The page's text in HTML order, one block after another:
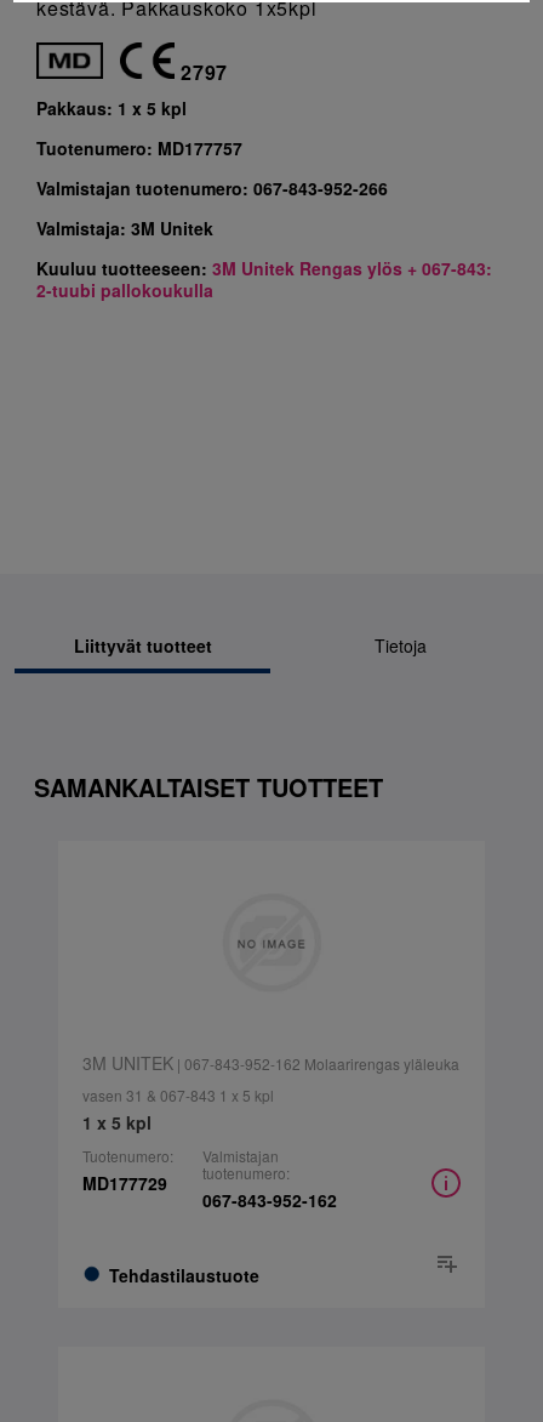
kestävä. Pakkauskoko 1x5kpl
2797
Pakkaus: 1 x 5 kpl
Tuotenumero: MD177757
Valmistajan tuotenumero: 067-843-952-266
Valmistaja: 3M Unitek
Kuuluu tuotteeseen: 3M Unitek Rengas ylös + 067-843:
2-tuubi pallokoukulla
Liittyvät tuotteet Tietoja
SAMANKALTAISET TUOTTEET
3M UNITEK| 067-843-952-162 Molaarirengas yläleuka
vasen 31 & 067-843 1 x 5 kpl
1 x 5 kpl
Tuotenumero:
MD177729
Tehdastilaustuote
Valmistajan
tuotenumero:
067-843-952-162